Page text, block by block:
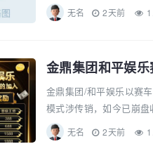
无名 2天前
金鼎集团和平娱
金鼎集团/和平娱乐以赛
模式涉传销，如今已崩
无名 2天前